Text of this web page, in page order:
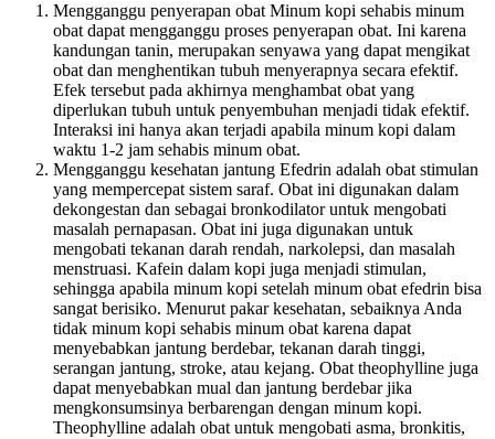
Mengganggu penyerapan obat Minum kopi sehabis minum
obat dapat mengganggu proses penyerapan obat. Ini karena
kandungan tanin, merupakan senyawa yang dapat mengikat
obat dan menghentikan tubuh menyerapnya secara efektif.
Efek tersebut pada akhirnya menghambat obat yang
diperlukan tubuh untuk penyembuhan menjadi tidak efektif.
Interaksi ini hanya akan terjadi apabila minum kopi dalam
waktu 1-2 jam sehabis minum obat.
Mengganggu kesehatan jantung Efedrin adalah obat stimulan
yang mempercepat sistem saraf. Obat ini digunakan dalam
dekongestan dan sebagai bronkodilator untuk mengobati
masalah pernapasan. Obat ini juga digunakan untuk
mengobati tekanan darah rendah, narkolepsi, dan masalah
menstruasi. Kafein dalam kopi juga menjadi stimulan,
sehingga apabila minum kopi setelah minum obat efedrin bisa
sangat berisiko. Menurut pakar kesehatan, sebaiknya Anda
tidak minum kopi sehabis minum obat karena dapat
menyebabkan jantung berdebar, tekanan darah tinggi,
serangan jantung, stroke, atau kejang. Obat theophylline juga
dapat menyebabkan mual dan jantung berdebar jika
mengkonsumsinya berbarengan dengan minum kopi.
Theophylline adalah obat untuk mengobati asma, bronkitis,